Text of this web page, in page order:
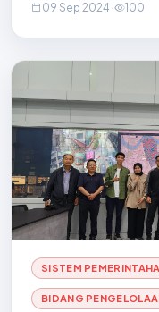
dihadiri langsung oleh
09 Sep 2024 · 100
SISTEM
BIDANG